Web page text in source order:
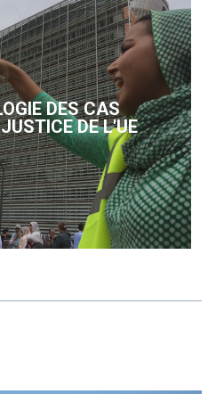
DES CAS
DE L'UE